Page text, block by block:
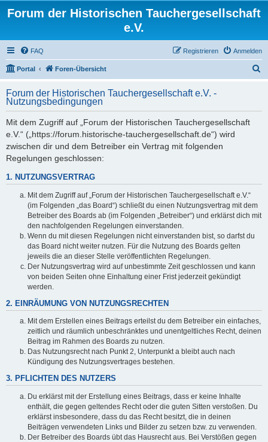
Forum der Historischen Tauchergesellschaft
e.V.
FAQ Anmelden
Registrieren
Portal Foren-Übersicht
h
Forum der Historischen Tauchergesellschaft e.V. -
Nutzungsbedingungen
Mit dem Zugriff auf „Forum der Historischen Tauchergesellschaft
e.V.“ („https://forum.historische-tauchergesellschaft.de“) wird
zwischen dir und dem Betreiber ein Vertrag mit folgenden
Regelungen geschlossen:
1. NUTZUNGSVERTRAG
Mit dem Zugriff auf „Forum der Historischen Tauchergesellschaft e.V.“
(im Folgenden „das Board“) schließt du einen Nutzungsvertrag mit dem
Betreiber des Boards ab (im Folgenden „Betreiber“) und erklärst dich mit
den nachfolgenden Regelungen einverstanden.
Wenn du mit diesen Regelungen nicht einverstanden bist, so darfst du
das Board nicht weiter nutzen. Für die Nutzung des Boards gelten
jeweils die an dieser Stelle veröffentlichten Regelungen.
Der Nutzungsvertrag wird auf unbestimmte Zeit geschlossen und kann
von beiden Seiten ohne Einhaltung einer Frist jederzeit gekündigt
werden.
2. EINRÄUMUNG VON NUTZUNGSRECHTEN
Mit dem Erstellen eines Beitrags erteilst du dem Betreiber ein einfaches,
zeitlich und räumlich unbeschränktes und unentgeltliches Recht, deinen
Beitrag im Rahmen des Boards zu nutzen.
Das Nutzungsrecht nach Punkt 2, Unterpunkt a bleibt auch nach
Kündigung des Nutzungsvertrages bestehen.
3. PFLICHTEN DES NUTZERS
Du erklärst mit der Erstellung eines Beitrags, dass er keine Inhalte
enthält, die gegen geltendes Recht oder die guten Sitten verstoßen. Du
erklärst insbesondere, dass du das Recht besitzt, die in deinen
Beiträgen verwendeten Links und Bilder zu setzen bzw. zu verwenden.
Der Betreiber des Boards übt das Hausrecht aus. Bei Verstößen gegen